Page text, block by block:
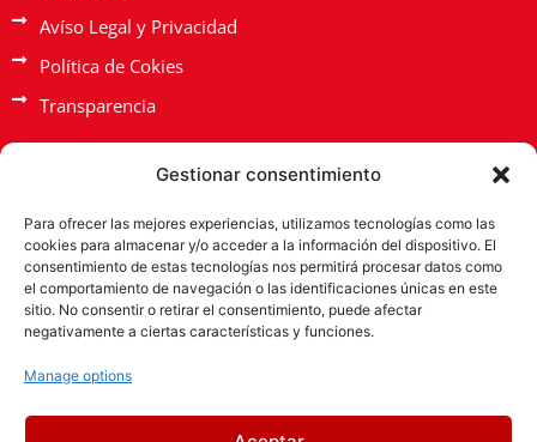
Gestionar consentimiento
Para ofrecer las mejores experiencias, utilizamos tecnologías como las
cookies para almacenar y/o acceder a la información del dispositivo. El
consentimiento de estas tecnologías nos permitirá procesar datos como
el comportamiento de navegación o las identificaciones únicas en este
sitio. No consentir o retirar el consentimiento, puede afectar
negativamente a ciertas características y funciones.
Manage options
Avíso Legal y Privacidad
Política de Cokies
Transparencia
PYME INNOVADORA